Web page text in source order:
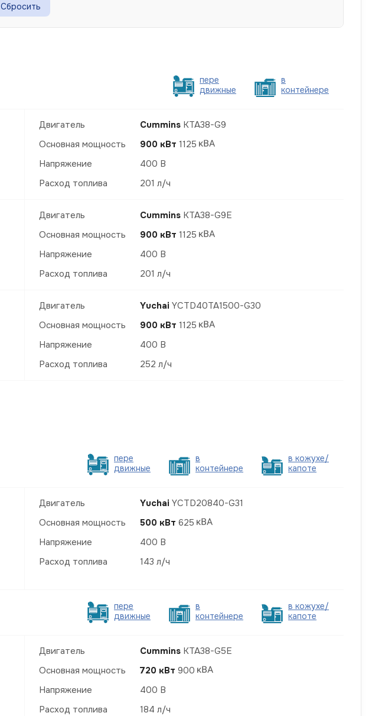
Сбросить
пере
движные
в
контейнере
Двигатель Cummins KTA38-G9
Основная мощность
900 кВт 1125
Напряжение
400 В
Расход топлива
201 л/ч
Двигатель Cummins KTA38-G9E
Основная мощность
900 кВт 1125
Напряжение
400 В
Расход топлива
201 л/ч
Двигатель Yuchai YCTD40TA1500-G30
Основная мощность
900 кВт 1125
Напряжение
400 В
Расход топлива
252 л/ч
пере
движные
в
контейнере
в кожухе/
капоте
Двигатель Yuchai YCTD20840-G31
Основная мощность
500 кВт 625
Напряжение
400 В
Расход топлива
143 л/ч
пере
движные
в
контейнере
в кожухе/
капоте
Двигатель Cummins KTA38-G5E
Основная мощность
720 кВт 900
Напряжение
400 В
Расход топлива
184 л/ч